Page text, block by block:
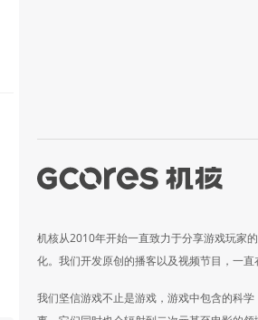
机核从2010年开始一直致力于分享游戏玩家
化。我们开发原创的播客以及视频节目，一直
我们坚信游戏不止是游戏，游戏中包含的科